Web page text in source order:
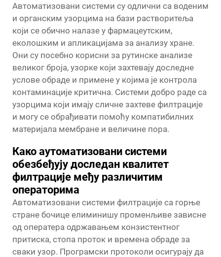
Автоматизовани системи су одлични са воденим
и органским узорцима на бази растворитеља
који се обично налазе у фармацеутским,
еколошким и апликацијама за анализу хране.
Они су посебно корисни за рутинске анализе
великог броја, узорке који захтевају доследне
услове обраде и примене у којима је контрола
контаминације критична. Системи добро раде са
узорцима који имају сличне захтеве филтрације
и могу се обрађивати помоћу компатибилних
материјала мембране и величине пора.
Како аутоматизовани системи
обезбеђују доследан квалитет
филтрације међу различитим
операторима
Автоматизовани системи филтрације са горње
стране бочице елиминишу променљиве зависне
од оператера одржавањем конзистентног
притиска, стопа проток и времена обраде за
сваки узор. Програмски протоколи осигурају да